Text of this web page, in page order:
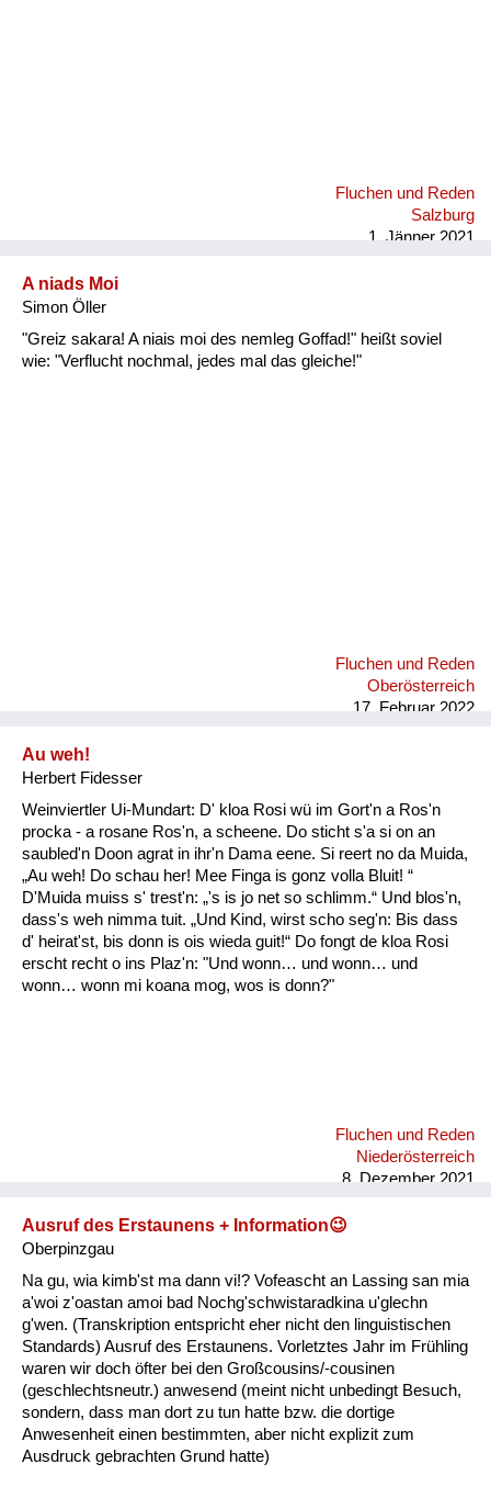
Fluchen und Reden
Salzburg
1. Jänner 2021
A niads Moi
Simon Öller
"Greiz sakara! A niais moi des nemleg Goffad!" heißt soviel
wie: "Verflucht nochmal, jedes mal das gleiche!"
Fluchen und Reden
Oberösterreich
17. Februar 2022
Au weh!
Herbert Fidesser
Weinviertler Ui-Mundart: D' kloa Rosi wü im Gort'n a Ros'n
procka - a rosane Ros'n, a scheene. Do sticht s'a si on an
saubled'n Doon agrat in ihr'n Dama eene. Si reert no da Muida,
„Au weh! Do schau her! Mee Finga is gonz volla Bluit! “
D'Muida muiss s' trest'n: „'s is jo net so schlimm.“ Und blos'n,
dass's weh nimma tuit. „Und Kind, wirst scho seg'n: Bis dass
d' heirat'st, bis donn is ois wieda guit!“ Do fongt de kloa Rosi
erscht recht o ins Plaz'n: "Und wonn… und wonn… und
wonn… wonn mi koana mog, wos is donn?"
Fluchen und Reden
Niederösterreich
8. Dezember 2021
Ausruf des Erstaunens + Information😉
Oberpinzgau
Na gu, wia kimb'st ma dann vi!? Vofeascht an Lassing san mia
a'woi z'oastan amoi bad Nochg'schwistaradkina u'glechn
g'wen. (Transkription entspricht eher nicht den linguistischen
Standards) Ausruf des Erstaunens. Vorletztes Jahr im Frühling
waren wir doch öfter bei den Großcousins/-cousinen
(geschlechtsneutr.) anwesend (meint nicht unbedingt Besuch,
sondern, dass man dort zu tun hatte bzw. die dortige
Anwesenheit einen bestimmten, aber nicht explizit zum
Ausdruck gebrachten Grund hatte)